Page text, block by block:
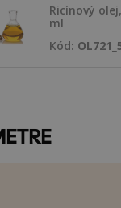
Ricínový
ml
Kód: